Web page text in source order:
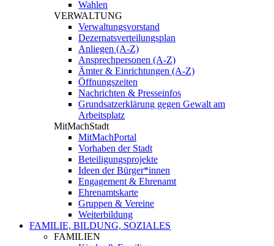
Wahlen
VERWALTUNG
Verwaltungsvorstand
Dezernatsverteilungsplan
Anliegen (A-Z)
Ansprechpersonen (A-Z)
Ämter & Einrichtungen (A-Z)
Öffnungszeiten
Nachrichten & Presseinfos
Grundsatzerklärung gegen Gewalt am
Arbeitsplatz
MitMachStadt
MitMachPortal
Vorhaben der Stadt
Beteiligungsprojekte
Ideen der Bürger*innen
Engagement & Ehrenamt
Ehrenamtskarte
Gruppen & Vereine
Weiterbildung
FAMILIE, BILDUNG, SOZIALES
FAMILIEN